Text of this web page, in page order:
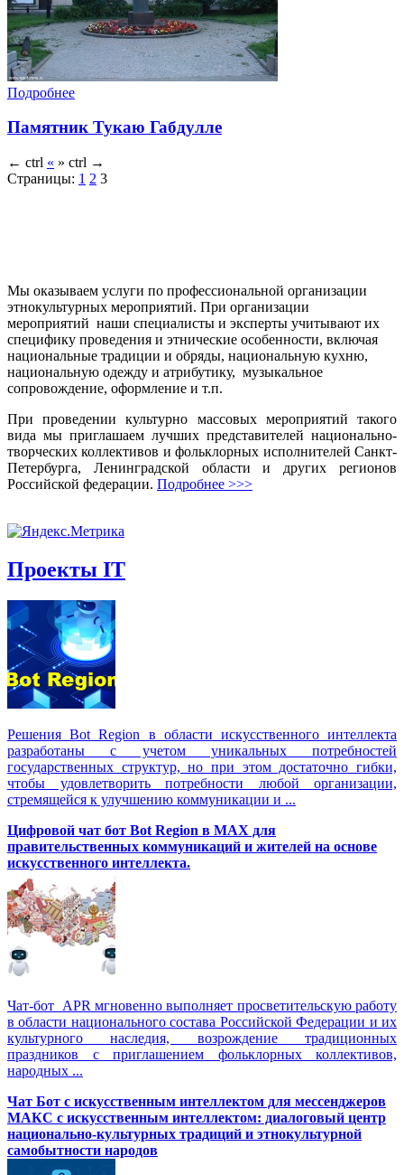
Подробнее
Памятник Тукаю Габдулле
← ctrl « » ctrl →
Страницы: 1 2 3
Мы оказываем услуги по профессиональной организации
этнокультурных мероприятий. При организации
мероприятий наши специалисты и эксперты учитывают их
специфику проведения и этнические особенности, включая
национальные традиции и обряды, национальную кухню,
национальную одежду и атрибутику, музыкальное
сопровождение, оформление и т.п.
При проведении культурно массовых мероприятий такого
вида мы приглашаем лучших представителей национально-
творческих коллективов и фольклорных исполнителей Санкт-
Петербурга, Ленинградской области и других регионов
Российской федерации. Подробнее >>>
Проекты IT
Решения Вot Region в области искусственного интеллекта
разработаны с учетом уникальных потребностей
государственных структур, но при этом достаточно гибки,
чтобы удовлетворить потребности любой организации,
стремящейся к улучшению коммуникации и ...
Цифровой чат бот Вot Region в MAX для
правительственных коммуникаций и жителей на основе
искусственного интеллекта.
Чат-бот APR мгновенно выполняет просветительскую работу
в области национального состава Российской Федерации и их
культурного наследия, возрождение традиционных
праздников с приглашением фольклорных коллективов,
народных ...
Чат Бот с искусственным интеллектом для мессенджеров
МАКС с искусственным интеллектом: диалоговый центр
национально-культурных традиций и этнокультурной
самобытности народов